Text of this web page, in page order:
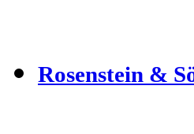
Rosenstein &